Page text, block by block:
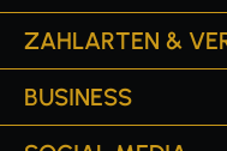
ZAHLARTEN &
BUSINESS